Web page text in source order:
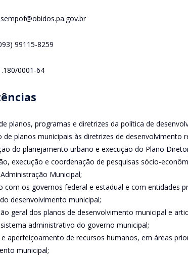
99115-8259
0001-64
planos, programas e diretrizes da política de
de planos municipais às diretrizes de desenvolvimento
do planejamento urbano e execução do Plano
execução e coordenação de pesquisas sócio-
Municipal;
com os governos federal e estadual e com entidades
desenvolvimento municipal;
geral dos planos de desenvolvimento municipal e
administrativo do governo municipal;
aperfeiçoamento de recursos humanos, em áreas
municipal;